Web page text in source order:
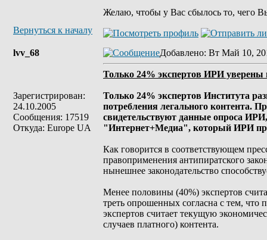
Желаю, чтобы у Вас сбылось то, чего
Вернуться к началу
lvv_68
Зарегистрирован:
24.10.2005
Сообщения: 17519
Откуда: Europe UA
Добавлено: Вт Май 10,
Только 24% экспертов ИРИ
Только 24% экспертов Института
потребления легального контента.
свидетельствуют данные опроса
"Интернет+Медиа", который ИРИ
Как говорится в соответствующем
правоприменения антипиратского
нынешнее законодательство
Менее половины (40%) экспертов
треть опрошенных согласна с тем, что
экспертов считает текущую
случаев платного) контента.